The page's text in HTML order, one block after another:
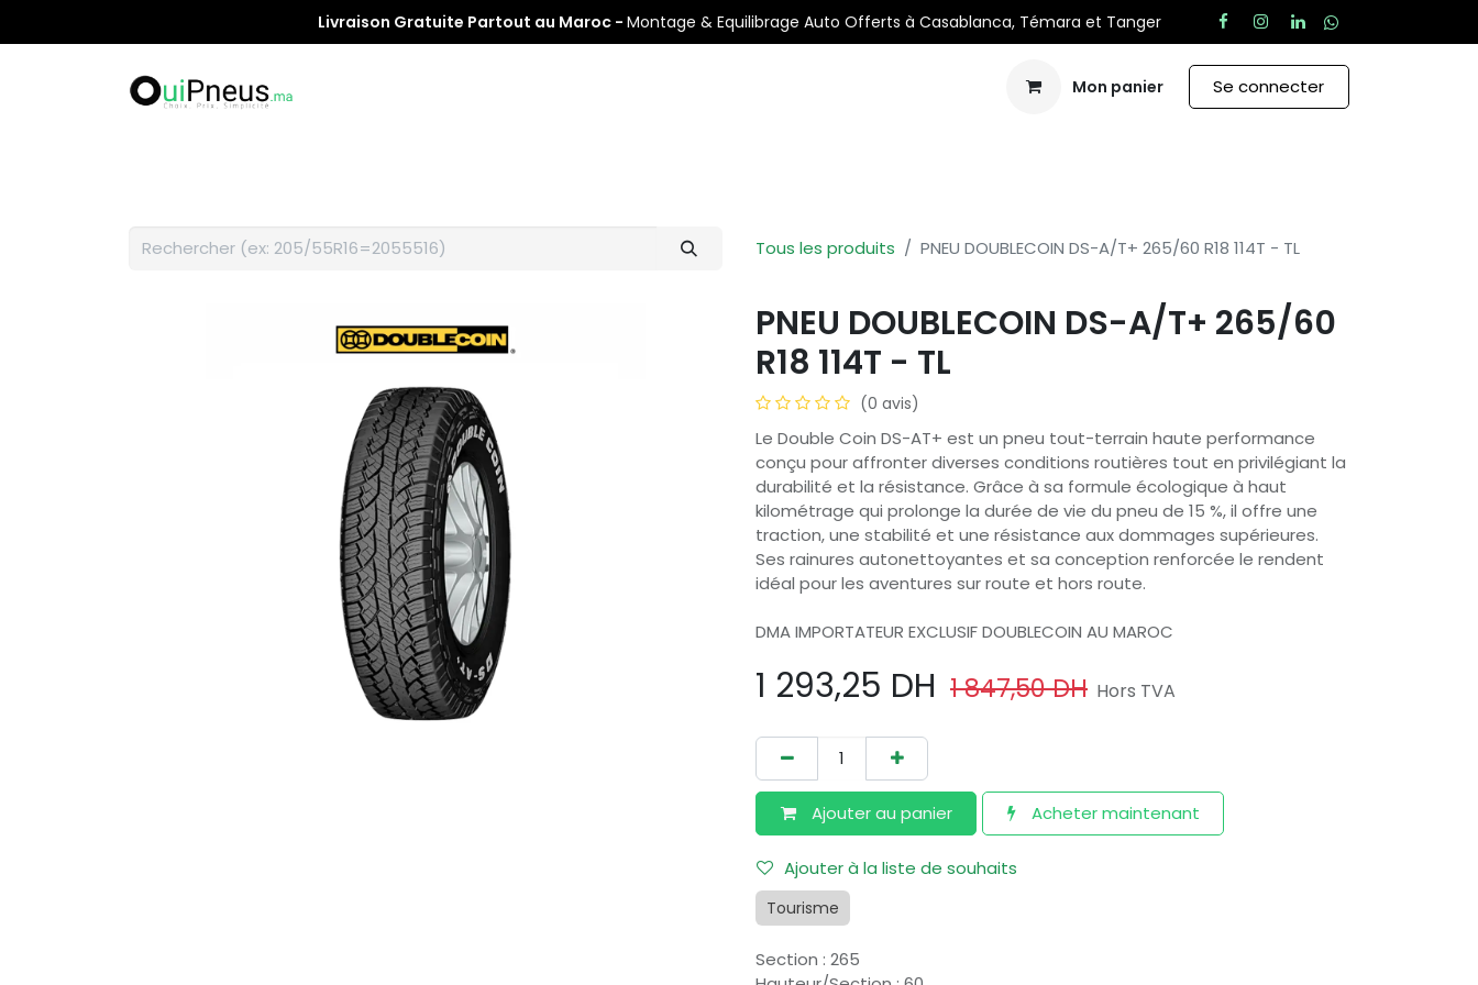
Livraison Gratuite Partout au Maroc - Montage & Equilibrage Auto Offerts à Casablanca, Témara et Tanger
Mon panier Se connecter
Tous les produits PNEU DOUBLECOIN DS-A/T+ 265/60 R18 114T - TL
PNEU DOUBLECOIN DS-A/T+ 265/60
R18 114T - TL
(0 avis)
Le Double Coin DS-AT+ est un pneu tout-terrain haute performance
conçu pour affronter diverses conditions routières tout en privilégiant la
durabilité et la résistance. Grâce à sa formule écologique à haut
kilométrage qui prolonge la durée de vie du pneu de 15 %, il offre une
traction, une stabilité et une résistance aux dommages supérieures.
Ses rainures autonettoyantes et sa conception renforcée le rendent
idéal pour les aventures sur route et hors route.
DMA IMPORTATEUR EXCLUSIF DOUBLECOIN AU MAROC
1 293,25 DH 1 847,50DH Hors TVA
Ajouter au​ panier Acheter maintenant
Ajouter à la liste de souhaits
Tourisme
Section : 265